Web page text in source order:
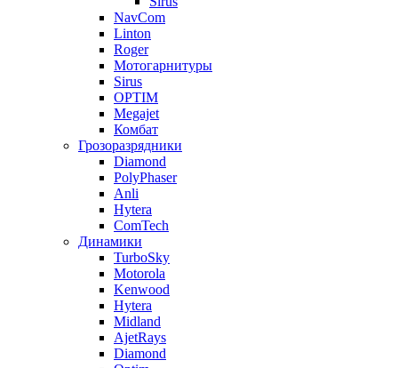
NavCom
Linton
Roger
Мотогарнитуры
Sirus
OPTIM
Megajet
Комбат
Грозоразрядники
Diamond
PolyPhaser
Anli
Hytera
ComTech
Динамики
TurboSky
Motorola
Kenwood
Hytera
Midland
AjetRays
Diamond